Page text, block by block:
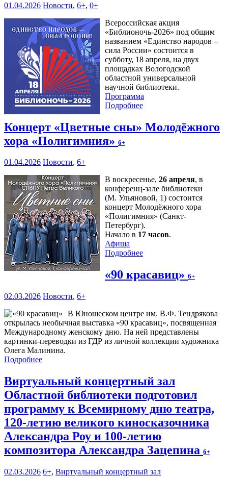
01.04.2026 Новости, 6+, 0+
Всероссийская акция
«Библионочь-2026» под общим
названием «Единство народов –
сила России» состоится в
субботу, 18 апреля, на двух
площадках Вологодской
областной универсальной
научной библиотеки.
Программа
Подробнее
Концерт «Цветные сны» Молодёжного
хора «Полигимния» 6+
01.04.2026 Новости, 6+
В воскресенье, 26 апреля, в
конференц-зале библиотеки
(М. Ульяновой, 1) состоится
концерт Молодёжного хора
«Полигимния» (Санкт-
Петербург).
Начало в 17 часов.
Афиша
Подробнее
«90 красавиц» 6+
02.03.2026 Новости, 6+
В Юношеском центре им. В.Ф. Тендрякова
открылась необычная выставка «90 красавиц», посвященная
Международному женскому дню. На ней представлены
картинки-переводки из ГДР из личной коллекции художника
Олега Малинина.
Подробнее
Виртуальный концертный зал
Областной библиотеки подготовил
программу к Всемирному дню театра,
120-летию великого киносказочника
Александра Роу и 100-летию
композитора Александра Зацепина 6+
02.03.2026 6+, Виртуальный концертный зал